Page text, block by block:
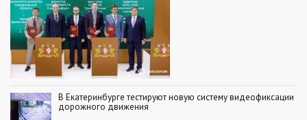
В Екатеринбурге тестируют новую систему видеофиксации
дорожного движения